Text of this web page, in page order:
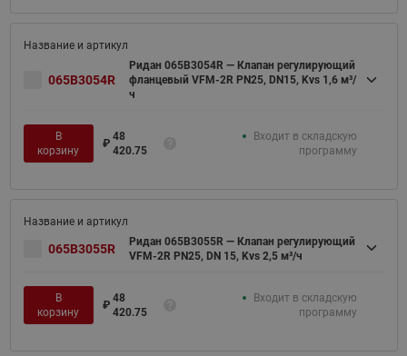
065B3054R
Ридан 065B3054R — Клапан регулирующий
фланцевый VFM-2R PN25, DN15, Kvs 1,6 м³/
ч
В
корзину
₽
48
420.75
Входит в складскую
программу
065B3055R
Ридан 065B3055R — Клапан регулирующий
VFM-2R PN25, DN 15, Kvs 2,5 м³/ч
В
корзину
₽
48
420.75
Входит в складскую
программу